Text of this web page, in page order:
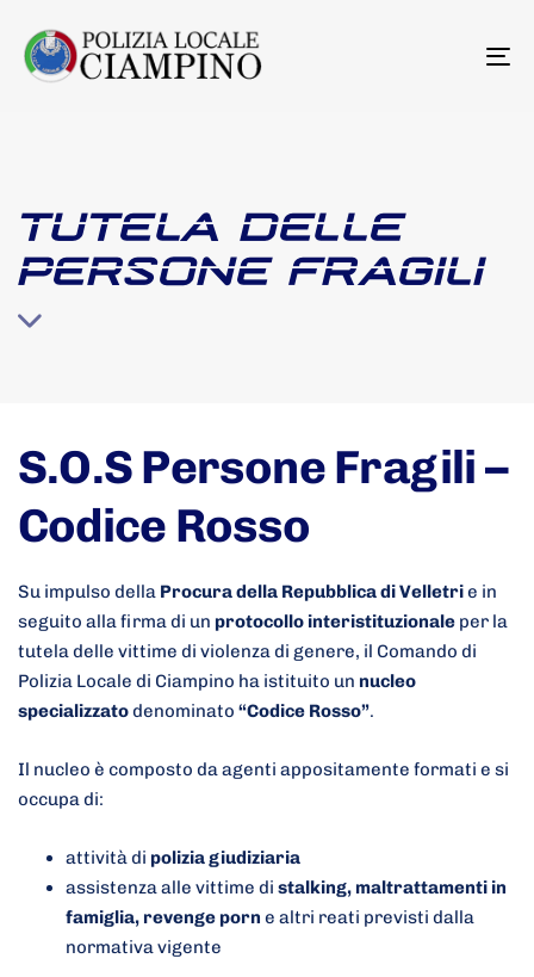
TUTELA DELLE
PERSONE FRAGILI
S.O.S Persone Fragili –
Codice Rosso
Su impulso della Procura della Repubblica di Velletrie in
seguito alla firma di un protocollo interistituzionale per la
tutela delle vittime di violenza di genere, il Comando di
Polizia Locale di Ciampino ha istituito un nucleo
specializzatodenominato “Codice Rosso”.
Il nucleo è composto da agenti appositamente formati e si
occupa di:
attività di polizia giudiziaria
assistenza alle vittime di stalking, maltrattamenti in
famiglia, revenge porn e altri reati previsti dalla
normativa vigente